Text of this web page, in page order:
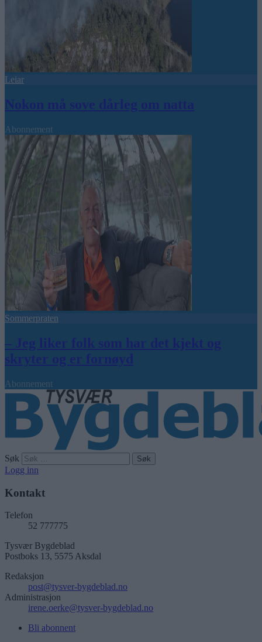
Leiar
Nokon må sove dårleg om natta
Abonnement
Sommerpraten
– Jeg liker folk som har det kjekt og
skryter og er fornøyd
Abonnement
Søk
Logg inn
Kontakt
Telefon
52 777775
Tysvær Bygdeblad
Postboks 13, 5575 Aksdal
Redaksjon
post@tysver-bygdeblad.no
Administrasjon
irene.oerke@tysver-bygdeblad.no
Bli abonnent